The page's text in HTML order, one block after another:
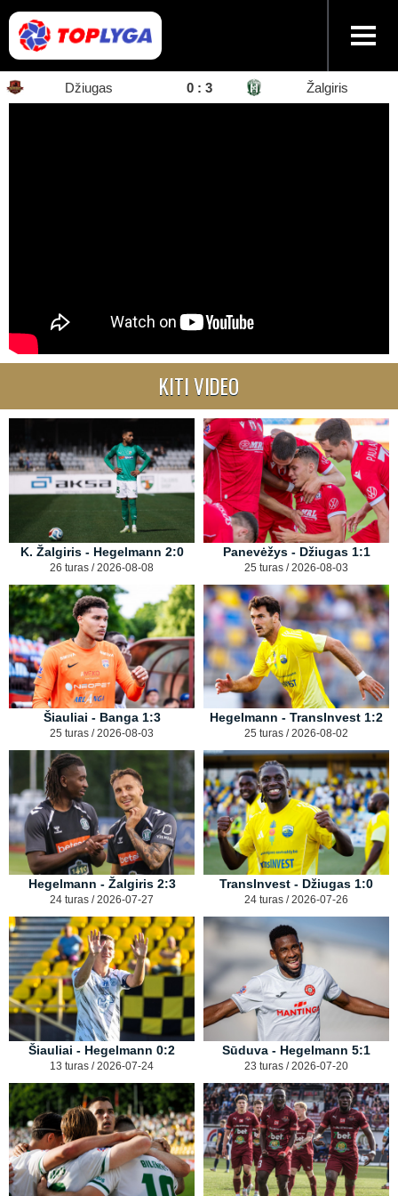
Džiugas 0 : 3 Žalgiris
KITI VIDEO
K. Žalgiris - Hegelmann 2:0
26 turas / 2026-08-08
Panevėžys - Džiugas 1:1
25 turas / 2026-08-03
Šiauliai - Banga 1:3
25 turas / 2026-08-03
Hegelmann - TransInvest 1:2
25 turas / 2026-08-02
Hegelmann - Žalgiris 2:3
24 turas / 2026-07-27
TransInvest - Džiugas 1:0
24 turas / 2026-07-26
Šiauliai - Hegelmann 0:2
13 turas / 2026-07-24
Sūduva - Hegelmann 5:1
23 turas / 2026-07-20